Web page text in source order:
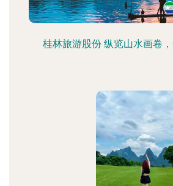
桂林旅游股份 纵览山水画卷